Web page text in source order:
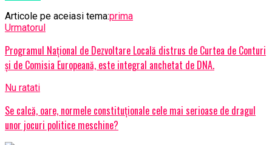
Articole pe aceiasi tema:prima
Urmatorul
Programul Național de Dezvoltare Locală distrus de Curtea de Conturi
și de Comisia Europeană, este integral anchetat de DNA.
Nu ratati
Se calcă, oare, normele constituționale cele mai serioase de dragul
unor jocuri politice meschine?